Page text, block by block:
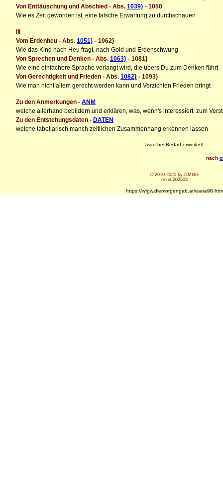
Von Enttäuschung und Abschied - Abs. 1039} - 1050
Wie es Zeit geworden ist, eine falsche Erwartung zu durchschauen
Vom Erdenheu - Abs. 1051} - 1062}
Wie das Kind nach Heu fragt, nach Gold und Erdenschwung
Von Sprechen und Denken - Abs. 1063} - 1081}
Wie eine einfachere Sprache verlangt wird, die übers Du zum Denken führt
Von Gerechtigkeit und Frieden - Abs. 1082} - 1093}
Wie man nicht allem gerecht werden kann und Verzichten Frieden bringt
Zu den Anmerkungen - ANM
welche allerhand bebildern und erklären, was, wenn's interessiert, zum
Zu den Entstehungsdaten - DATEN
welche tabellarisch manch zeitlichen Zusammenhang erkennen lassen
[wird bei Bedarf erweitert]
nach
© 2010-2025 by DMGG
revid.202503
https://wfgw.diemorgengab.at/eana98.htm